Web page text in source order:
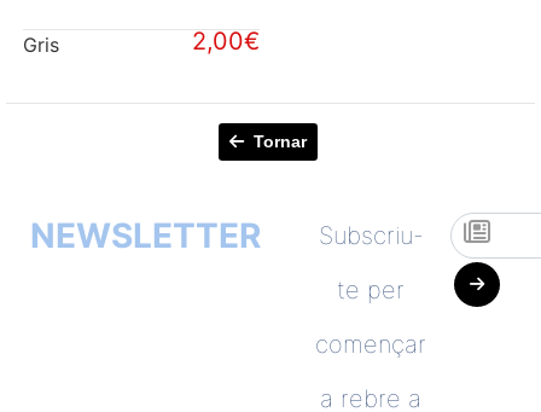
Gris 2,00€
Tornar
NEWSLETTER
Subscriu-
te per
començar
a rebre a